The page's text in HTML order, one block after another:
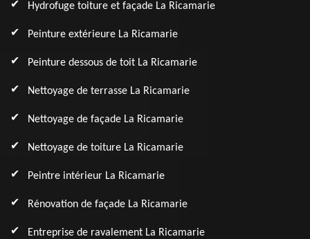
Hydrofuge toiture et façade La Ricamarie
Peinture extérieure La Ricamarie
Peinture dessous de toit La Ricamarie
Nettoyage de terrasse La Ricamarie
Nettoyage de façade La Ricamarie
Nettoyage de toiture La Ricamarie
Peintre intérieur La Ricamarie
Rénovation de façade La Ricamarie
Entreprise de ravalement La Ricamarie